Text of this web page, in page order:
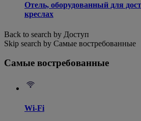
Отель, оборудованный для
креслах
Back to search by Доступ
Skip search by Самые востребованные
Самые востребованные
Wi-Fi